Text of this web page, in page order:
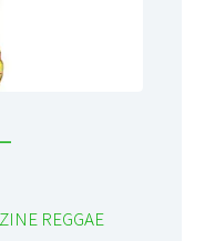
REGGAE